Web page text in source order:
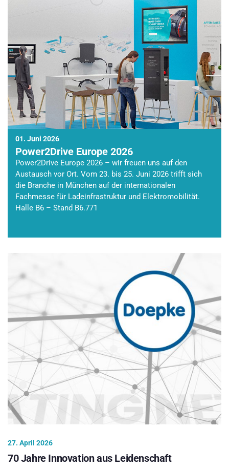
01. Juni 2026
Power2Drive Europe 2026
Power2Drive Europe 2026 – wir freuen uns auf den
Austausch vor Ort. Vom 23. bis 25. Juni 2026 trifft sich
die Branche in München auf der internationalen
Fachmesse für Ladeinfrastruktur und Elektromobilität.
Halle B6 – Stand B6.771
27. April 2026
70 Jahre Innovation aus Leidenschaft